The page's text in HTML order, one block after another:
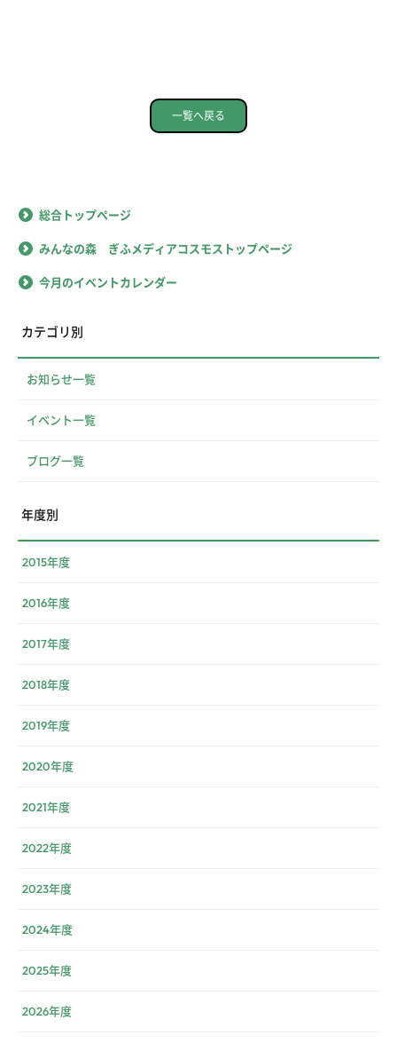
一覧へ戻る
総合トップページ
みんなの森 ぎふメディアコスモストップページ
今月のイベントカレンダー
カテゴリ別
お知らせ一覧
イベント一覧
ブログ一覧
年度別
2015年度
2016年度
2017年度
2018年度
2019年度
2020年度
2021年度
2022年度
2023年度
2024年度
2025年度
2026年度